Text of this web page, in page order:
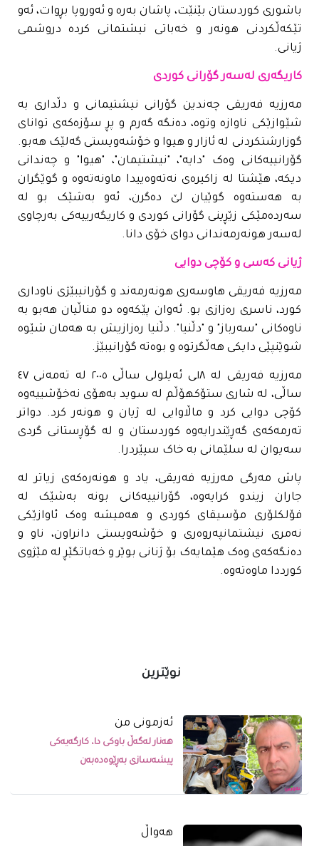
باشوری کوردستان بێنێت، پاشان بەرە و ئەوروپا بڕوات، ئەو
تێکەڵکردنی هونەر و خەباتی نیشتمانی کردە دروشمی
ژیانی.
کاریگەری لەسەر گۆرانی کوردی
مەرزیە فەریقی چەندین گۆرانی نیشتیمانی و دڵداری بە
شێوازێکی ناوازە وتوە، دەنگە گەرم و پڕ سۆزەکەی توانای
گوزارشتکردنی لە ئازار و هیوا و خۆشەویستی گەلێک هەبو.
گۆرانییەکانی وەک "دایە"، "نیشتیمان"، "هیوا" و چەندانی
دیکە، هێشتا لە زاکیرەی نەتەوەییدا ماونەتەوە و گوێگران
بە هەستەوە گوێیان لێ دەگرن، ئەو بەشێک بو لە
سەردەمێکی زێڕینی گۆرانی کوردی و کاریگەرییەکی بەرچاوی
لەسەر هونەرمەندانی دوای خۆی دانا.
ژیانی کەسی و کۆچی دوایی
مەرزیە فەریقی هاوسەری هونەرمەند و گۆرانیبێژی ناوداری
کورد، ناسری رەزازی بو. ئەوان پێکەوە دو مناڵیان هەبو بە
ناوەکانی "سەرباز" و "دڵنیا". دڵنیا رەزازیش بە هەمان شێوە
شوێنپێی دایکی هەڵگرتوە و بوەتە گۆرانیبێژ.
مەرزیە فەریقی لە ١٨ـی ئەیلولی ساڵی ٢٠٠٥ لە تەمەنی ٤٧
ساڵی، لە شاری ستۆکهۆڵم لە سوید بەهۆی نەخۆشییەوە
کۆچی دوایی کرد و ماڵاوایی لە ژیان و هونەر کرد. دواتر
تەرمەکەی گەڕێندرایەوە کوردستان و لە گۆڕستانی گردی
سەیوان لە سلێمانی بە خاک سپێردرا.
پاش مەرگی مەرزیە فەریقی، یاد و هونەرەکەی زیاتر لە
جاران زیندو کرایەوە، گۆرانییەکانی بونە بەشێک لە
فۆلکلۆری مۆسیقای کوردی و هەمیشە وەک ئاوازێکی
نەمری نیشتمانپەروەری و خۆشەویستی دانراون، ناو و
دەنگەکەی وەک هێمایەک بۆ ژنانی بوێر و خەباتگێڕ لە مێژوی
کورددا ماوەتەوە.
نوێترین
ئەزمونی من
هەنار لەگەڵ باوکی دا، کارگەیەکی
پیشەسازی بەڕێوەدەبەن
ھەواڵ